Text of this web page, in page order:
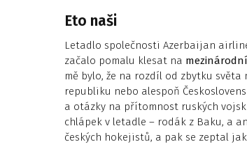
Eto naši
Letadlo společnosti Azerbaijan
začalo pomalu klesat na
mě bylo, že na rozdíl od zbytku
republiku nebo alespoň
a otázky na přítomnost ruských
chlápek v letadle – rodák z Baku, a
českých hokejistů, a pak se zeptal